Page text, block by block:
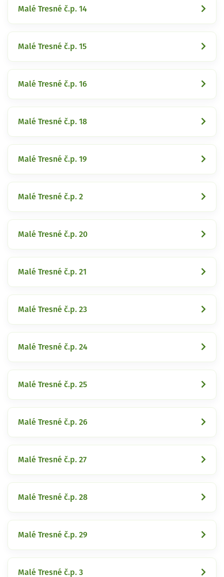
Malé Tresné č.p. 14
Malé Tresné č.p. 15
Malé Tresné č.p. 16
Malé Tresné č.p. 18
Malé Tresné č.p. 19
Malé Tresné č.p. 2
Malé Tresné č.p. 20
Malé Tresné č.p. 21
Malé Tresné č.p. 23
Malé Tresné č.p. 24
Malé Tresné č.p. 25
Malé Tresné č.p. 26
Malé Tresné č.p. 27
Malé Tresné č.p. 28
Malé Tresné č.p. 29
Malé Tresné č.p. 3